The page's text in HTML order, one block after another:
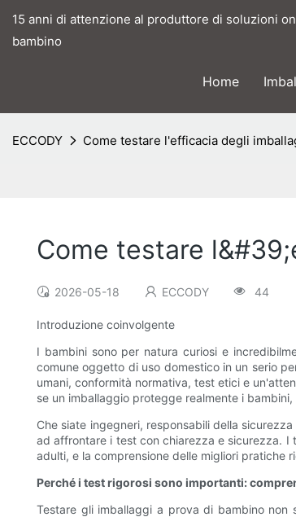
15 anni di attenzione al produttore di soluzioni
bambino
Home
ECCODY Come testare l'efficacia degli
Come testare
2026-05-18 ECCODY 44
Introduzione coinvolgente
I bambini sono per natura curiosi e
comune oggetto di uso domestico in un serio
umani, conformità normativa, test etici e
se un imballaggio protegge realmente i
Che siate ingegneri, responsabili della
ad affrontare i test con chiarezza e sicurezza. I
adulti, e la comprensione delle migliori pratiche
Perché i test rigorosi sono importanti:
Testare gli imballaggi a prova di bambino